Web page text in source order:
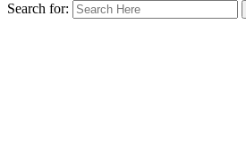
Search for: